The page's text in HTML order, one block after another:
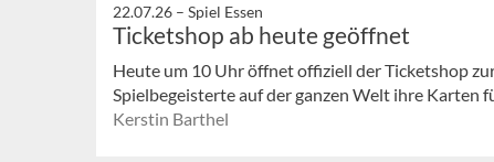
22.07.26 – Spiel Essen
Ticketshop ab heute geöffnet
Heute um 10 Uhr öffnet offiziell der Ticketshop
Spielbegeisterte auf der ganzen Welt ihre Karten
Kerstin Barthel